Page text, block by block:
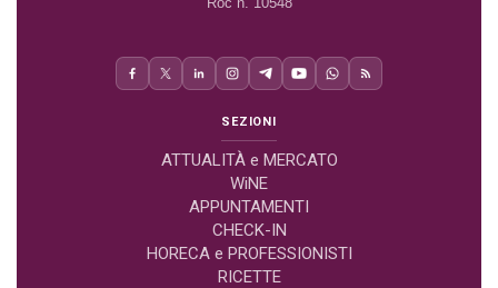
SEZIONI
ATTUALITÀ e MERCATO
WiNE
APPUNTAMENTI
CHECK-IN
HORECA e PROFESSIONISTI
RICETTE